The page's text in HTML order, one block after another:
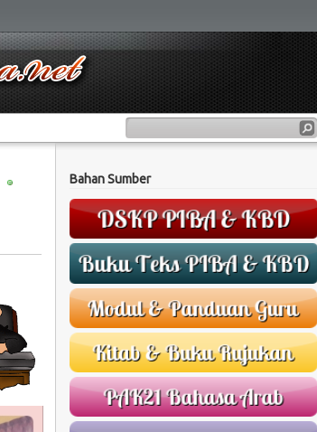
Bahan Sumber